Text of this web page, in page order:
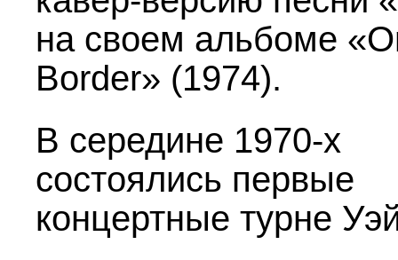
на своем альбоме
Border» (1974).
В середине 1970-х
состоялись первые
концертные турне